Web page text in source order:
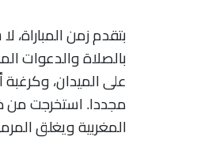
بتقدم زمن
بالصلاة والدعوات
على الميدان، وكرغبة
مجددا. استخرجت من
المغربية ويغلق